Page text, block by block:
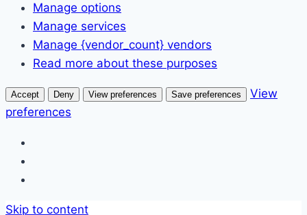
Manage options
Manage services
Manage {vendor_count} vendors
Read more about these purposes
Accept Deny View preferences Save preferences
View
preferences
Skip to content